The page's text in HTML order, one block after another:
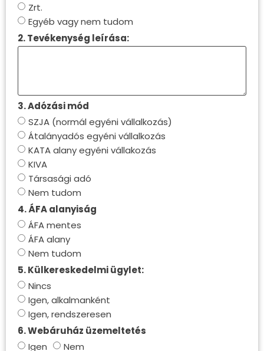
Zrt.
Egyéb vagy nem tudom
2. Tevékenység leírása:
3. Adózási mód
SZJA (normál egyéni vállalkozás)
Átalányadós egyéni vállalkozás
KATA alany egyéni vállakozás
KIVA
Társasági adó
Nem tudom
4. ÁFA alanyiság
ÁFA mentes
ÁFA alany
Nem tudom
5. Külkereskedelmi ügylet:
Nincs
Igen, alkalmanként
Igen, rendszeresen
6. Webáruház üzemeltetés
Igen
Nem